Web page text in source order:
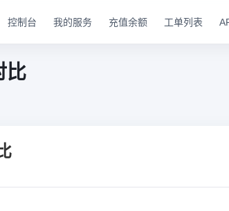
控制台 我的服务 充值余额 工单列表
比